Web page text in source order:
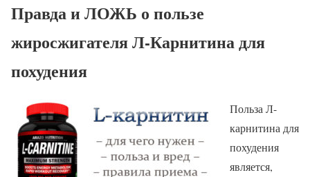
Правда и ЛОЖЬ о пользе
жиросжигателя Л-Карнитина для
похудения
Польза Л-
карнитина для
похудения
является,